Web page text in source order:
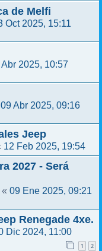
de Melfi
Oct 2025, 15:11
Abr 2025, 10:57
09 Abr 2025, 09:16
Jeep
12 Feb 2025, 19:54
2027 - Será
« 09 Ene 2025, 09:21
Renegade 4xe.
Dic 2024, 11:00
1 2